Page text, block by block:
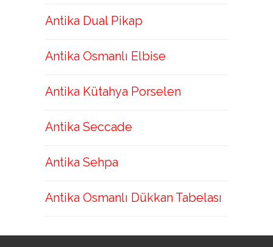
Antika Dual Pikap
Antika Osmanlı Elbise
Antika Kütahya Porselen
Antika Seccade
Antika Sehpa
Antika Osmanlı Dükkan Tabelası